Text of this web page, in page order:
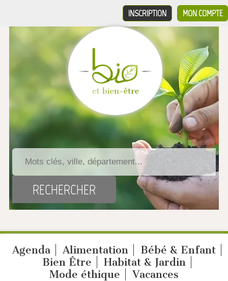
MON COMPTE
INSCRIPTION
Agenda Alimentation
Bébé & Enfant
Bien Être
Habitat & Jardin
Mode éthique
Vacances